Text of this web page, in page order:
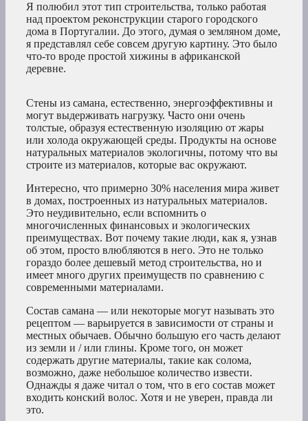
Я полюбил этот тип строительства, только работая
над проектом реконструкции старого городского
дома в Португалии. До этого, думая о земляном доме,
я представлял себе совсем другую картину. Это было
что-то вроде простой хижины в африканской
деревне.
Стены из самана, естественно, энергоэффективны и
могут выдерживать нагрузку. Часто они очень
толстые, образуя естественную изоляцию от жары
или холода окружающей среды. Продукты на основе
натуральных материалов экологичны, потому что вы
строите из материалов, которые вас окружают.
Интересно, что примерно 30% населения мира живет
в домах, построенных из натуральных материалов.
Это неудивительно, если вспомнить о
многочисленных финансовых и экологических
преимуществах. Вот почему такие люди, как я, узнав
об этом, просто влюбляются в него. Это не только
гораздо более дешевый метод строительства, но и
имеет много других преимуществ по сравнению с
современными материалами.
Состав самана — или некоторые могут называть это
рецептом — варьируется в зависимости от страны и
местных обычаев. Обычно большую его часть делают
из земли и / или глины. Кроме того, он может
содержать другие материалы, такие как солома,
возможно, даже небольшое количество извести.
Однажды я даже читал о том, что в его состав может
входить конский волос. Хотя и не уверен, правда ли
это.